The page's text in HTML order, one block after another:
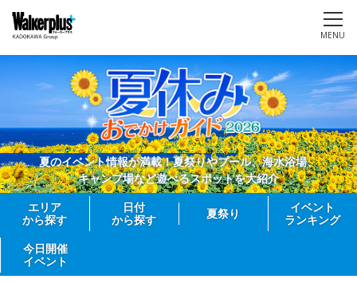
MENU
夏のイベント情報が満載！夏祭りやプール、海水浴場、
キャンプ場など遊べるスポットを大紹介
エリア
から探す
日付
から探す
夏祭り
イベント
ランキング
今日開催
イベント